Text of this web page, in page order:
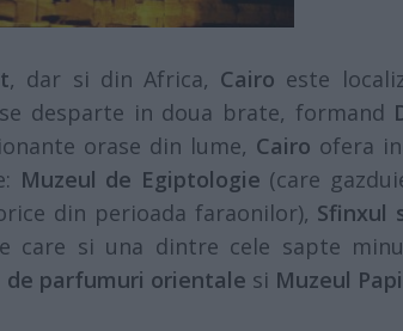
, dar si din Africa, Cairo este
desparte in doua brate, formand
orase din lume, Cairo ofera
Muzeul de Egiptologie (care
din perioada faraonilor), Sfinxul
care si una dintre cele sapte
de parfumuri orientale si Muzeul